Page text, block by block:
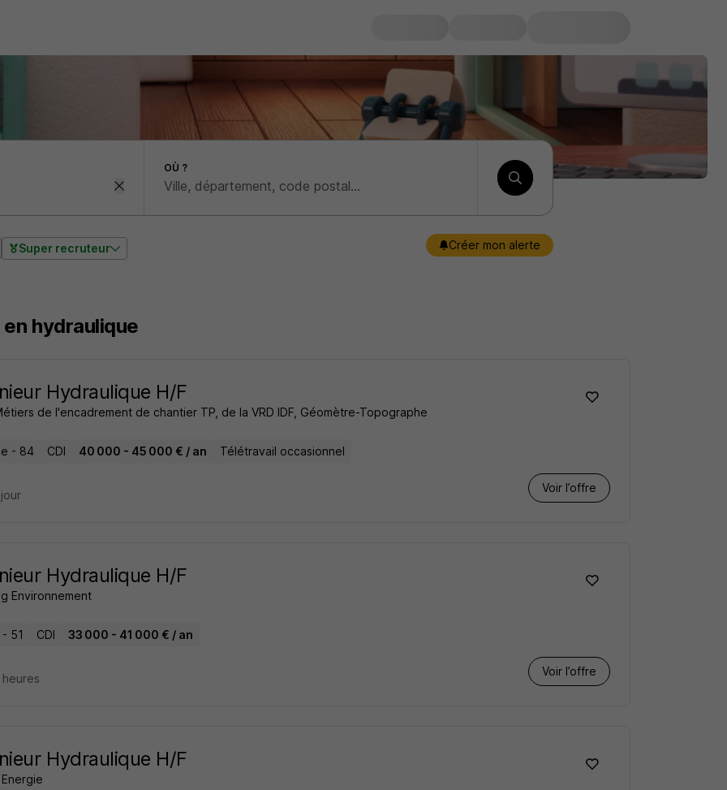
OÙ ?
Super recruteur Créer mon alerte
hydraulique
Hydraulique H/F
de l'encadrement de chantier TP, de la VRD IDF, Géomètre-Topographe
- 84 CDI 40 000 - 45 000 € / an Télétravail occasionnel
Voir l’offre
Hydraulique H/F
Environnement
- 51 CDI 33 000 - 41 000 € / an
Voir l’offre
Hydraulique H/F